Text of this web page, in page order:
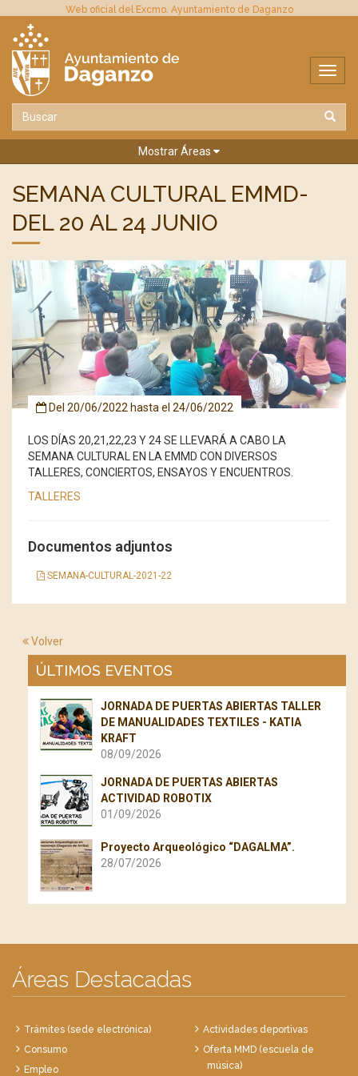
Web oficial del Excmo. Ayuntamiento de Daganzo
Mostrar Áreas
SEMANA CULTURAL EMMD-
DEL 20 AL 24 JUNIO
Del 20/06/2022 hasta el 24/06/2022
LOS DÍAS 20,21,22,23 Y 24 SE LLEVARÁ A CABO LA
SEMANA CULTURAL EN LA EMMD CON DIVERSOS
TALLERES, CONCIERTOS, ENSAYOS Y ENCUENTROS.
TALLERES
Documentos adjuntos
SEMANA-CULTURAL-2021-22
Volver
ÚLTIMOS EVENTOS
JORNADA DE PUERTAS ABIERTAS TALLER
DE MANUALIDADES TEXTILES - KATIA
KRAFT
08/09/2026
JORNADA DE PUERTAS ABIERTAS
ACTIVIDAD ROBOTIX
01/09/2026
Proyecto Arqueológico “DAGALMA”.
28/07/2026
Áreas Destacadas
Trámites (sede electrónica)
Consumo
Empleo
Actividades deportivas
Oferta MMD (escuela de
música)